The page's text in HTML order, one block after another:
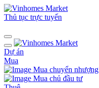
Thủ tục trực tuyến
Dự án
Mua
Mua chuyển nhượng
Mua chủ đầu tư